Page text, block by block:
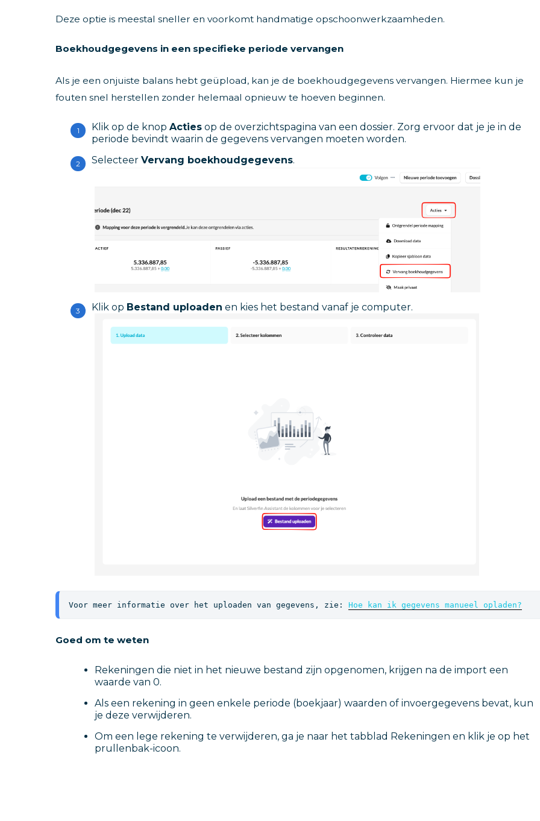
Deze optie is meestal sneller en voorkomt handmatige opschoonwerkzaamheden.
Boekhoudgegevens in een specifieke periode vervangen
Als je een onjuiste balans hebt geüpload, kan je de boekhoudgegevens vervangen. Hiermee kun je
fouten snel herstellen zonder helemaal opnieuw te hoeven beginnen.
Klik op de knop Acties op de overzichtspagina van een dossier. Zorg ervoor dat je je in de
periode bevindt waarin de gegevens vervangen moeten worden.
Selecteer Vervang boekhoudgegevens.
Klik op Bestand uploaden en kies het bestand vanaf je computer.
Voor meer informatie over het uploaden van gegevens, zie: Hoe kan ik gegevens manueel opladen?
Goed om te weten
Rekeningen die niet in het nieuwe bestand zijn opgenomen, krijgen na de import een
waarde van 0.
Als een rekening in geen enkele periode (boekjaar) waarden of invoergegevens bevat, kun
je deze verwijderen.
Om een lege rekening te verwijderen, ga je naar het tabblad Rekeningen en klik je op het
prullenbak-icoon.